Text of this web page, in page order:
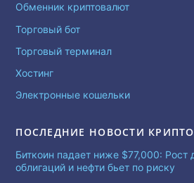
Обменник криптовалют
Торговый бот
Торговый терминал
Хостинг
Электронные кошельки
ПОСЛЕДНИЕ НОВОСТИ
Биткоин падает ниже $77,000: Рост
облигаций и нефти бьет по риску